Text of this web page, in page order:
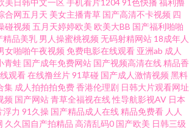
丝av 免费观看91在线 日本啪啪啪视频 偷拍福利 91性
网站网址视频 亚洲97网 91免费网 成人A站免费观看
费福利视频 欧美瑟瑟影院 丝袜足交影院 在线观看污
月 精品导航 欧美五级a五级 婷婷永久免费 91白虎国
美日韩中文一区 手机看片120491色快播 福利撸
合网五月天 美女主播青草 国产高清不卡视频 四
碰视频 五月天婷婷欧美 欧美大BB 国产福利啪啪
精品美乳 男人操蜜桃视频 无码射精网站 18成年人
女啪啪午夜视频 免费电影在线观看 亚洲ab 成人
青蛙 国产成年免费网站 国产视频高清在线精品香
观看在线撸丝片91草碰 国产成人激情视频 黑料
集 成人拍拍拍免费香港伦理剧 日韩大片观看网址
频 国产网站青草全福视在线性导航影视AV 日本
浮力 91久操 国产精品成人在线精品免费看 人人
久久国自产拍精品 高清乱码0 国产欧美 日韩三级